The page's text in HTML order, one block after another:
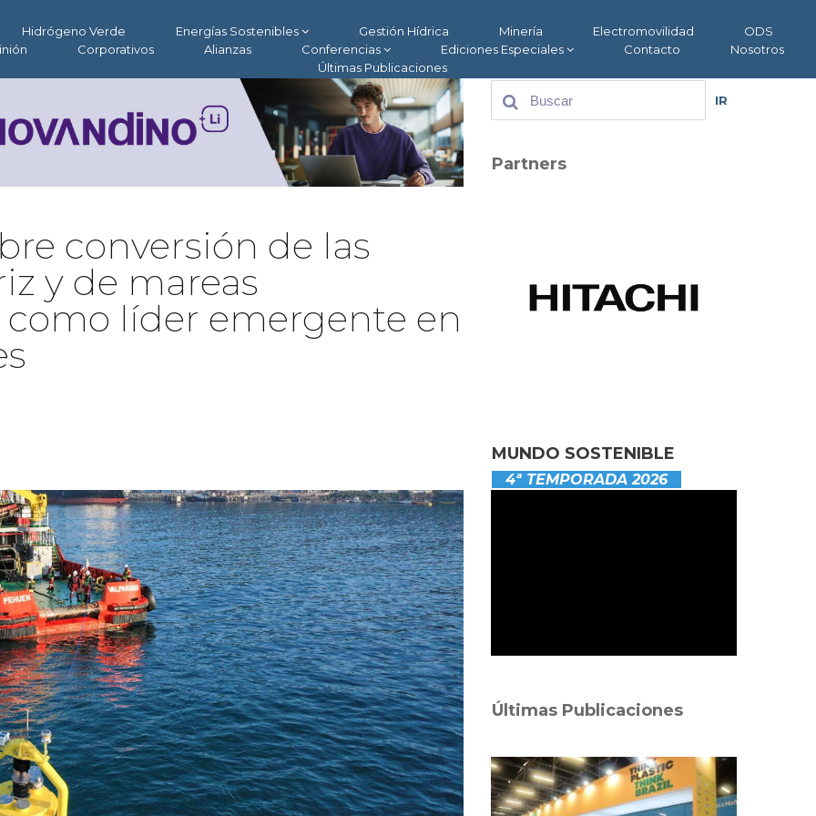
Hidrógeno Verde Energías Sostenibles Gestión Hídrica Minería Electromovilidad
ODS
Corporativos Alianzas Conferencias Ediciones Especiales Contacto
Nosotros
Últimas Publicaciones
conversión de las
y de mareas
líder emergente en
IR
Partners
MUNDO SOSTENIBLE
4ª TEMPORADA 2026
Últimas Publicaciones